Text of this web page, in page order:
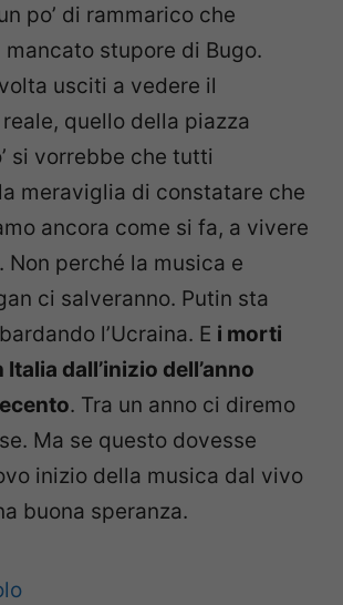
po’ di rammarico che
mancato stupore di Bugo.
usciti a vedere il
quello della piazza
si vorrebbe che tutti
meraviglia di constatare che
ancora come si fa, a vivere
Non perché la musica e
ci salveranno. Putin sta
l’Ucraina. E i morti
dall’inizio dell’anno
. Tra un anno ci diremo
Ma se questo dovesse
inizio della musica dal vivo
buona speranza.